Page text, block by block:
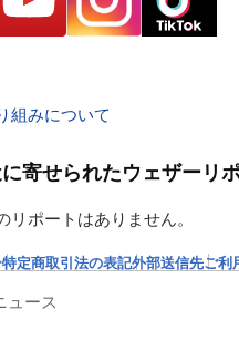
組みについて
寄せられたウェザーリ
ポートはありません。
特定商取引法の表記外部送信先ご利
ュース